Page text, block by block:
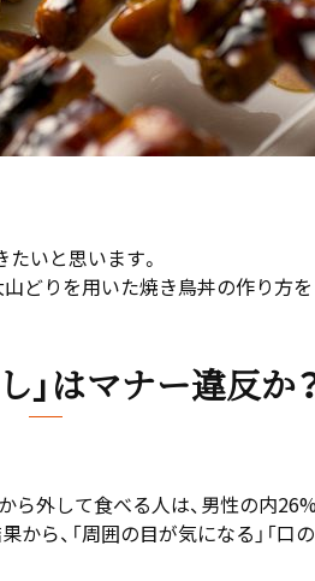
いと思います。
山どりを用いた焼き鳥丼の作り方
」はマナー違反か
外して食べる人は、男性の内
ら、「周囲の目が気になる」「口